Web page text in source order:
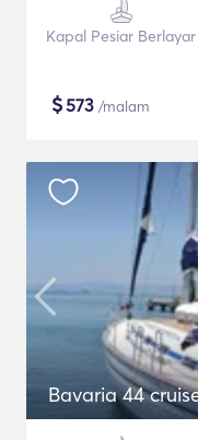
Kapal Pesiar Berlayar
$573 /malam
Bavaria 44